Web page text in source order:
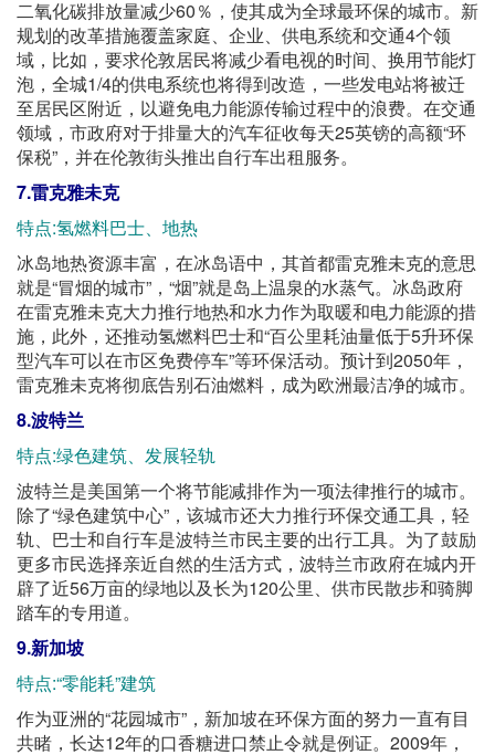
二氧化碳排放量减少60％，使其成为全球最环保的城市。新
规划的改革措施覆盖家庭、企业、供电系统和交通4个领
域，比如，要求伦敦居民将减少看电视的时间、换用节能灯
泡，全城1/4的供电系统也将得到改造，一些发电站将被迁
至居民区附近，以避免电力能源传输过程中的浪费。在交通
领域，市政府对于排量大的汽车征收每天25英镑的高额“环
保税”，并在伦敦街头推出自行车出租服务。
7.雷克雅未克
特点:氢燃料巴士、地热
冰岛地热资源丰富，在冰岛语中，其首都雷克雅未克的意思
就是“冒烟的城市”，“烟”就是岛上温泉的水蒸气。冰岛政府
在雷克雅未克大力推行地热和水力作为取暖和电力能源的措
施，此外，还推动氢燃料巴士和“百公里耗油量低于5升环保
型汽车可以在市区免费停车”等环保活动。预计到2050年，
雷克雅未克将彻底告别石油燃料，成为欧洲最洁净的城市。
8.波特兰
特点:绿色建筑、发展轻轨
波特兰是美国第一个将节能减排作为一项法律推行的城市。
除了“绿色建筑中心”，该城市还大力推行环保交通工具，轻
轨、巴士和自行车是波特兰市民主要的出行工具。为了鼓励
更多市民选择亲近自然的生活方式，波特兰市政府在城内开
辟了近56万亩的绿地以及长为120公里、供市民散步和骑脚
踏车的专用道。
9.新加坡
特点:“零能耗”建筑
作为亚洲的“花园城市”，新加坡在环保方面的努力一直有目
共睹，长达12年的口香糖进口禁止令就是例证。2009年，